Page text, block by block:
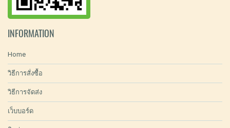
INFORMATION
Home
วิธีการสั่งซื้อ
วิธีการจัดส่ง
เว็บบอร์ด